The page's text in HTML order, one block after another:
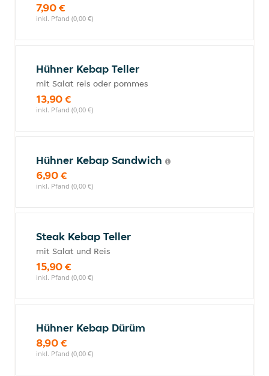
7,90 €
inkl. Pfand (0,00 €)
Hühner Kebap Teller
mit Salat reis oder pommes
13,90 €
inkl. Pfand (0,00 €)
Hühner Kebap Sandwich
6,90 €
inkl. Pfand (0,00 €)
Steak Kebap Teller
mit Salat und Reis
15,90 €
inkl. Pfand (0,00 €)
Hühner Kebap Dürüm
8,90 €
inkl. Pfand (0,00 €)